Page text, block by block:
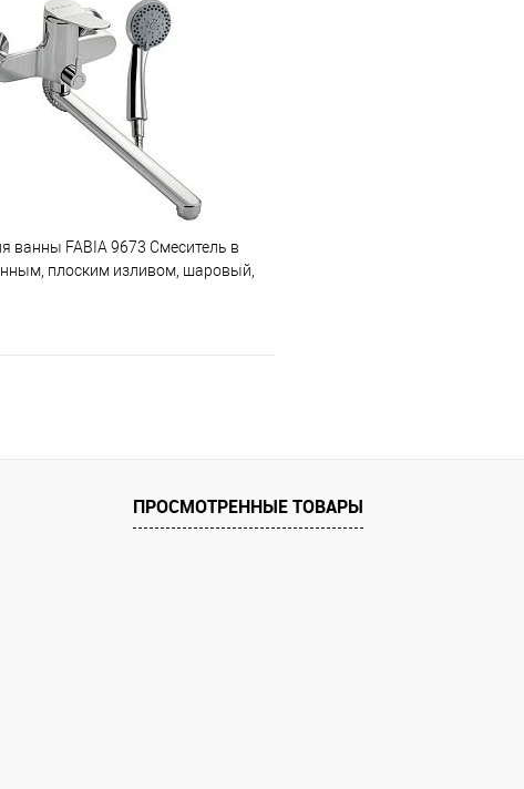
В корзину
Сравнение
ванны FABIA 9673 Смеситель в
плоским изливом, шаровый,
Сравнение
ПРОСМОТРЕННЫЕ ТОВАРЫ